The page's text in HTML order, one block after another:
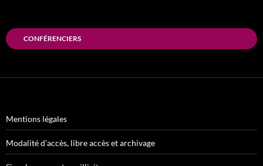
CONFÉRENCIERS
Mentions légales
Modalité d’accès, libre accès et archivage